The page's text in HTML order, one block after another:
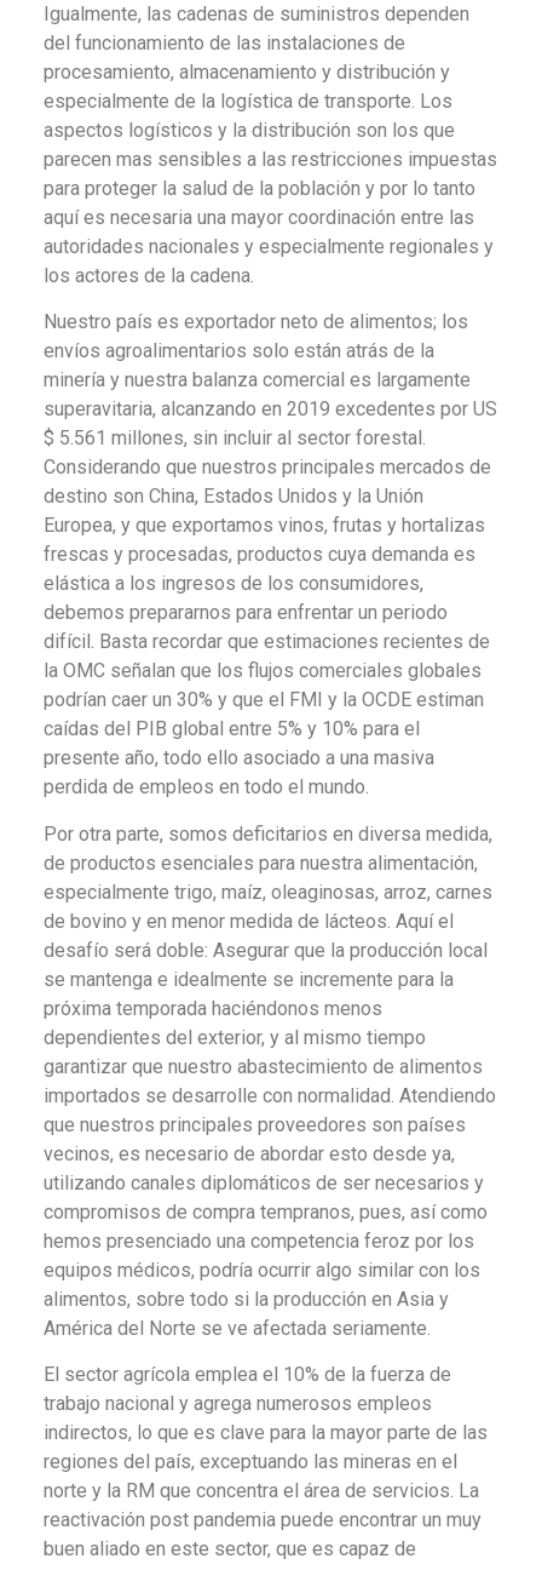
Igualmente, las cadenas de suministros dependen
del funcionamiento de las instalaciones de
procesamiento, almacenamiento y distribución y
especialmente de la logística de transporte. Los
aspectos logísticos y la distribución son los que
parecen mas sensibles a las restricciones impuestas
para proteger la salud de la población y por lo tanto
aquí es necesaria una mayor coordinación entre las
autoridades nacionales y especialmente regionales y
los actores de la cadena.
Nuestro país es exportador neto de alimentos; los
envíos agroalimentarios solo están atrás de la
minería y nuestra balanza comercial es largamente
superavitaria, alcanzando en 2019 excedentes por US
$ 5.561 millones, sin incluir al sector forestal.
Considerando que nuestros principales mercados de
destino son China, Estados Unidos y la Unión
Europea, y que exportamos vinos, frutas y hortalizas
frescas y procesadas, productos cuya demanda es
elástica a los ingresos de los consumidores,
debemos prepararnos para enfrentar un periodo
difícil. Basta recordar que estimaciones recientes de
la OMC señalan que los flujos comerciales globales
podrían caer un 30% y que el FMI y la OCDE estiman
caídas del PIB global entre 5% y 10% para el
presente año, todo ello asociado a una masiva
perdida de empleos en todo el mundo.
Por otra parte, somos deficitarios en diversa medida,
de productos esenciales para nuestra alimentación,
especialmente trigo, maíz, oleaginosas, arroz, carnes
de bovino y en menor medida de lácteos. Aquí el
desafío será doble: Asegurar que la producción local
se mantenga e idealmente se incremente para la
próxima temporada haciéndonos menos
dependientes del exterior, y al mismo tiempo
garantizar que nuestro abastecimiento de alimentos
importados se desarrolle con normalidad. Atendiendo
que nuestros principales proveedores son países
vecinos, es necesario de abordar esto desde ya,
utilizando canales diplomáticos de ser necesarios y
compromisos de compra tempranos, pues, así como
hemos presenciado una competencia feroz por los
equipos médicos, podría ocurrir algo similar con los
alimentos, sobre todo si la producción en Asia y
América del Norte se ve afectada seriamente.
El sector agrícola emplea el 10% de la fuerza de
trabajo nacional y agrega numerosos empleos
indirectos, lo que es clave para la mayor parte de las
regiones del país, exceptuando las mineras en el
norte y la RM que concentra el área de servicios. La
reactivación post pandemia puede encontrar un muy
buen aliado en este sector, que es capaz de